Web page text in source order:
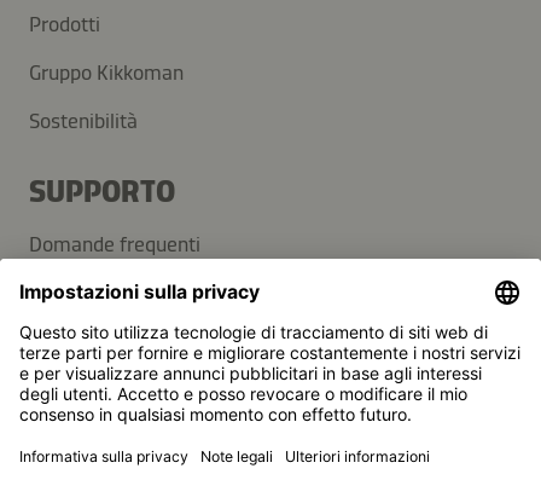
Prodotti
Gruppo Kikkoman
Sostenibilità
SUPPORTO
Domande frequenti
Contatti
Newsletter
Kikkoman è un marchio registrato della Kikkoman
Corporation, Giappone.